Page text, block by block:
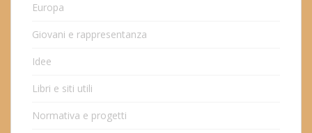
Europa
Giovani e rappresentanza
Idee
Libri e siti utili
Normativa e progetti